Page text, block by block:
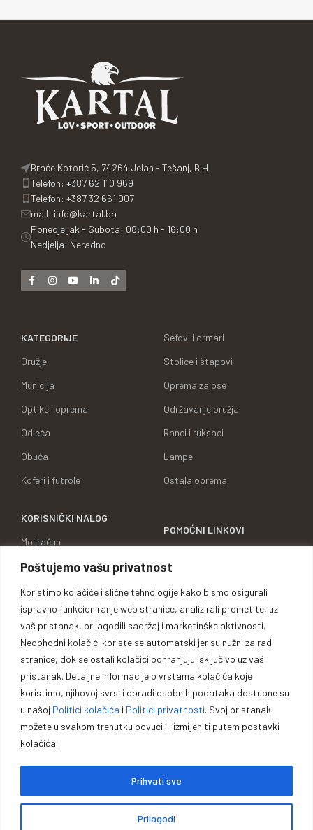
Poštujemo vašu privatnost
Koristimo kolačiće i slične tehnologije kako bismo osigurali
ispravno funkcioniranje web stranice, analizirali promet te, uz
vaš pristanak, prilagodili sadržaj i marketinške aktivnosti.
Neophodni kolačići koriste se automatski jer su nužni za rad
stranice, dok se ostali kolačići pohranjuju isključivo uz vaš
pristanak. Detaljne informacije o vrstama kolačića koje
koristimo, njihovoj svrsi i obradi osobnih podataka dostupne su
u našoj Politici kolačića i Politici privatnosti. Svoj pristanak
možete u svakom trenutku povući ili izmijeniti putem postavki
kolačića.
Prilagodi
Prihvati sve
Braće Kotorić 5, 74264 Jelah - Tešanj, BiH
Telefon: +387 62 110 969
Telefon: +387 32 661 907
mail: info@kartal.ba
Ponedjeljak - Subota: 08:00 h - 16:00 h
Nedjelja: Neradno
KATEGORIJE
Oružje
Municija
Optike i oprema
Odjeća
Obuća
Koferi i futrole
Sefovi i ormari
Stolice i štapovi
Oprema za pse
Održavanje oružja
Ranci i ruksaci
Lampe
Ostala oprema
KORISNIČKI NALOG
Moj račun
Moje narudžbe
Lista želja
Uporedi proizvode
Adrese za dostavu
Detalji računa
POMOĆNI LINKOVI
KARIJERA
BRENDOVI
ID BROJ
Oprema za lovce, sportiste,
profesionalce i entuzijaste.
Vrhunska opremu za lovce, sportiste, profesionalce i entuzijaste. U
našoj ponudi pronaći ćete pouzdano oružje, municiju i prateću